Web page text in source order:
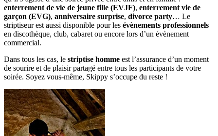
enterrement de vie de jeune fille (EVJF), enterrement vie de
garçon (EVG), anniversaire surprise, divorce party… Le
striptiseurest aussi disponible pour les évènements professionnels
en discothèque, club, cabaret ou encore lors d’un évènement
commercial.
Dans tous les cas, le striptise homme est l’assurance d’un moment
de sourire et de plaisir partagé entre tous les participants de votre
soirée. Soyez vous-même, Skippy s’occupe du reste !